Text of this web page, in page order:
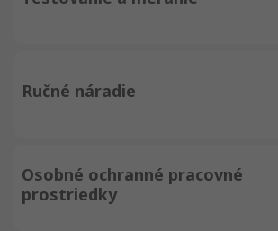
Ručné náradie
Osobné ochranné pracovné
prostriedky